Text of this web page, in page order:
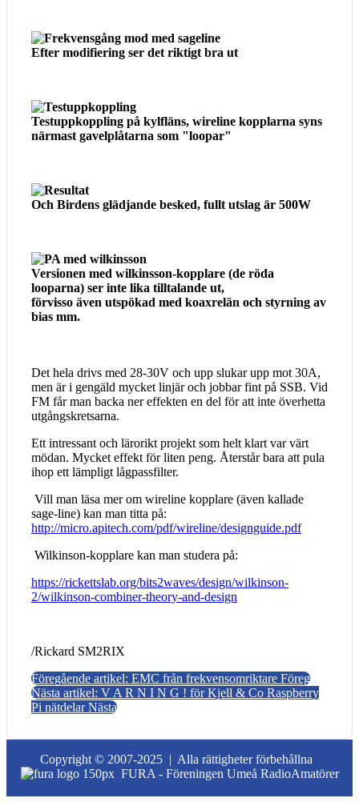
Efter modifiering ser det riktigt bra ut
Testuppkoppling på kylfläns, wireline kopplarna syns
närmast gavelplåtarna som "loopar"
Och Birdens glädjande besked, fullt utslag är 500W
Versionen med wilkinsson-kopplare (de röda
looparna) ser inte lika tilltalande ut,
förvisso även utspökad med koaxrelän och styrning av
bias mm.
Det hela drivs med 28-30V och upp slukar upp mot 30A,
men är i gengäld mycket linjär och jobbar fint på SSB. Vid
FM får man backa ner effekten en del för att inte överhetta
utgångskretsarna.
Ett intressant och lärorikt projekt som helt klart var värt
mödan. Mycket effekt för liten peng. Återstår bara att pula
ihop ett lämpligt lågpassfilter.
Vill man läsa mer om wireline kopplare (även kallade
sage-line) kan man titta på:
http://micro.apitech.com/pdf/wireline/designguide.pdf
Wilkinson-kopplare kan man studera på:
https://rickettslab.org/bits2waves/design/wilkinson-
2/wilkinson-combiner-theory-and-design
/Rickard SM2RIX
Föregående artikel: EMC från frekvensomriktare Föreg
Nästa artikel: V A R N I N G ! för Kjell & Co Raspberry
Pi nätdelarNästa
Copyright © 2007-2025 | Alla rättigheter förbehållna
FURA - Föreningen Umeå RadioAmatörer